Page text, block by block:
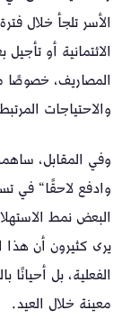
الأسر تلجأ خلال
الائتمانية أو
المصاريف، خصوصًا
والاحتياجات
وفي المقابل،
وادفع لاحقًا“ في
البعض نمط
يرى كثيرون أن هذا
الفعلية، بل
معينة خلال العيد.